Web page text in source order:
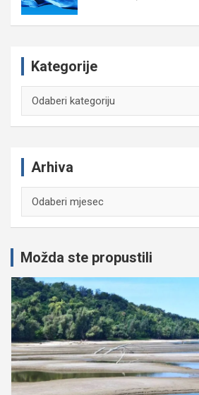
Kategorije
Arhiva
Možda ste propustili